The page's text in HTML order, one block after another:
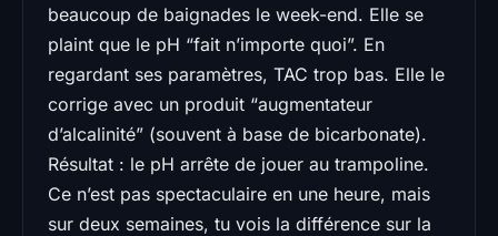
beaucoup de baignades le week-end. Elle se
plaint que le pH “fait n’importe quoi”. En
regardant ses paramètres, TAC trop bas. Elle le
corrige avec un produit “augmentateur
d’alcalinité” (souvent à base de bicarbonate).
Résultat : le pH arrête de jouer au trampoline.
Ce n’est pas spectaculaire en une heure, mais
sur deux semaines, tu vois la différence sur la